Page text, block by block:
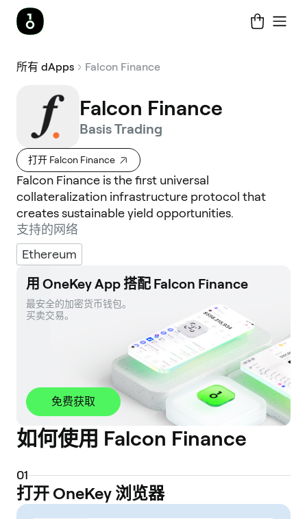
所有 dApps Falcon Finance
Falcon Finance
Basis Trading
打开 Falcon Finance
Falcon Finance is the first universal
collateralization infrastructure protocol that
creates sustainable yield opportunities.
支持的网络
Ethereum
用 OneKey App 搭配 Falcon Finance
最安全的加密货币钱包。
买卖交易。
免费获取
如何使用 Falcon Finance
01
打开 OneKey 浏览器